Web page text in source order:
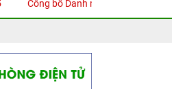
Công bố Danh mục thủ tục hành chính